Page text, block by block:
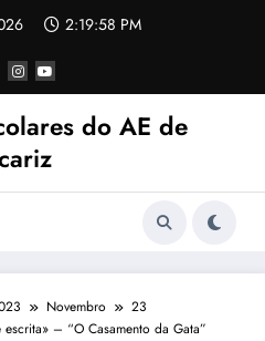
2:19:59 PM
do AE de
Novembro
23
– “O Casamento da Gata”